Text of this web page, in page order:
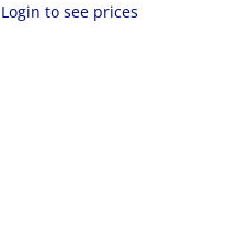
Login to see prices